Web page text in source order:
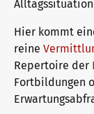
Why telc
Verification of
Campus
DaF/DaZ
Hier kommt
reine
Repertoire der
Fortbildungen